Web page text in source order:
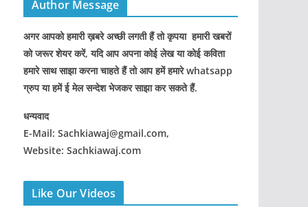
Author Message
अगर आपको हमारी ख़बरे अच्छी लगती हैं तो कृपया हमारी खबरों
को जरूर शेयर करें, यदि आप अपना कोई लेख या कोई कविता
हमारे साथ साझा करना चाहते हैं तो आप हमें हमारे whatsapp
ग्रुप या हमें ई मेल सन्देश भेजकर साझा कर सकते हैं.
धन्यवाद
E-Mail: Sachkiawaj@gmail.com,
Website: Sachkiawaj.com
Like Our Videos